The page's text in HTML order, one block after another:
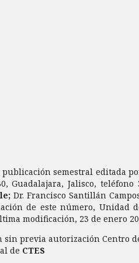
publicación semestral editada
Guadalajara, Jalisco, teléfono
Dr. Francisco Santillán
de este número, Unidad
modificación, 23 de enero
previa autorización Centro
de CTES